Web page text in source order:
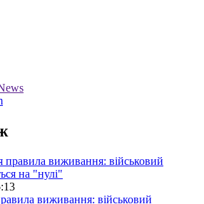
виживання: військовий